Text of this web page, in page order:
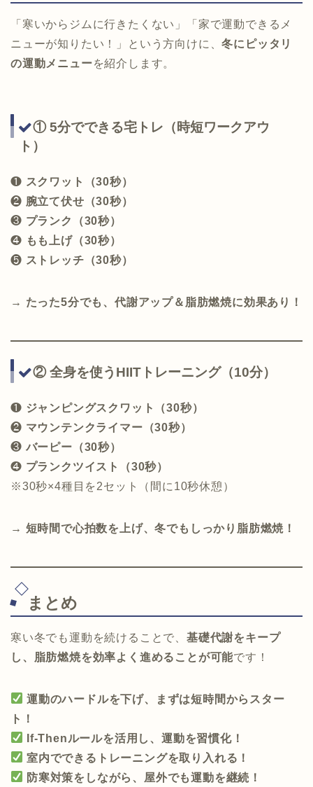
「寒いからジムに行きたくない」「家で運動できるメ
ニューが知りたい！」という方向けに、冬にピッタリ
の運動メニューを紹介します。
① 5分でできる宅トレ（時短ワークアウ
ト）
❶ スクワット（30秒）
❷ 腕立て伏せ（30秒）
❸ プランク（30秒）
❹ もも上げ（30秒）
❺ ストレッチ（30秒）
→ たった5分でも、代謝アップ＆脂肪燃焼に効果あり！
② 全身を使うHIITトレーニング（10分）
❶ ジャンピングスクワット（30秒）
❷ マウンテンクライマー（30秒）
❸ バーピー（30秒）
❹ プランクツイスト（30秒）
※30秒×4種目を2セット（間に10秒休憩）
→ 短時間で心拍数を上げ、冬でもしっかり脂肪燃焼！
まとめ
寒い冬でも運動を続けることで、 基礎代謝をキープ
し、脂肪燃焼を効率よく進めることが可能です！
運動のハードルを下げ、まずは短時間からスター
ト！
If-Thenルールを活用し、運動を習慣化！
室内でできるトレーニングを取り入れる！
防寒対策をしながら、屋外でも運動を継続！